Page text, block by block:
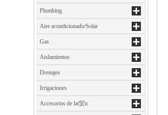
Plumbing
Aire acondicionado/Solar
Gas
Aislamientos
Drenajes
Irrigaciones
Accesorios de lat贸n